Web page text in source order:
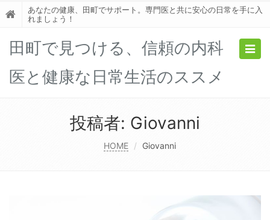
あなたの健康、田町でサポート。専門医と共に安心の日常を手に入
れましょう！
田町で見つける、信頼の内科
医と健康な日常生活のススメ
投稿者: Giovanni
HOME Giovanni